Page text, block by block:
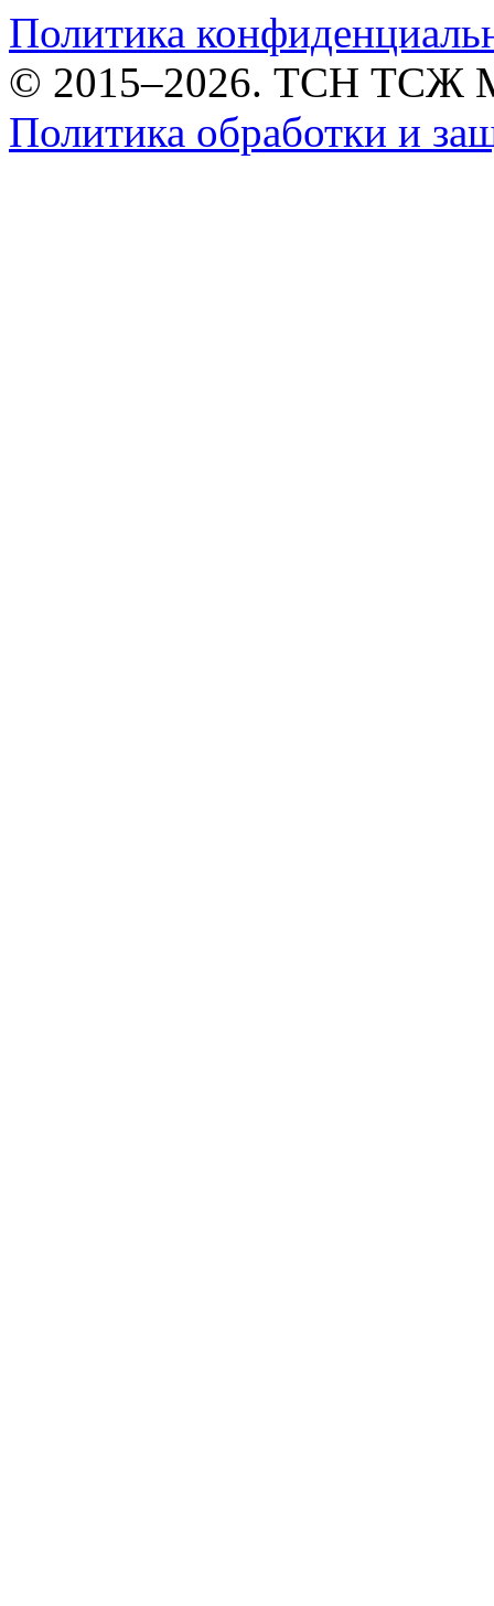
Политика
© 2015–2026. ТСН ТСЖ
Политика обработки и